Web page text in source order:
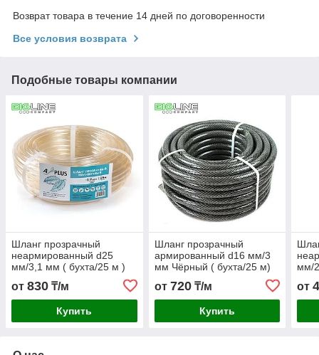
Возврат товара в течение 14 дней по договоренности
Все условия возврата
Подобные товары компании
Шланг прозрачный
неармированный d25
мм/3,1 мм ( бухта/25 м )
от 830 ₸/м
Купить
Шланг прозрачный
армированный d16 мм/3
мм Чёрный ( бухта/25 м)
от 720₸/м
Купить
мм/
от